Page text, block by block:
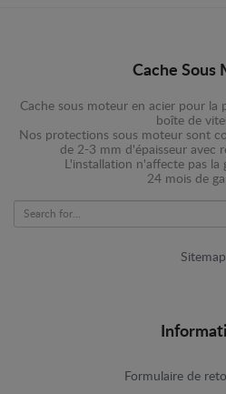
Cache Sous
Cache sous moteur en acier pour
boîte de
Nos protections sous moteur sont
de 2-3 mm d'épaisseur avec
L'installation n'affecte pas la
24 mois de
Sitemap
Formulaire de